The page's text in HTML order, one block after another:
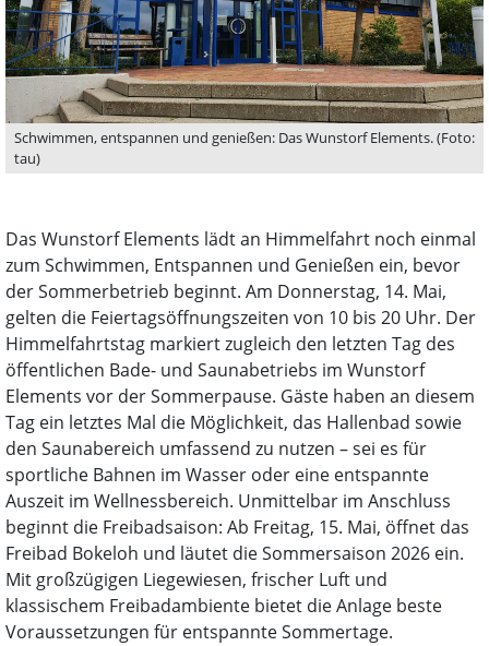
Schwimmen, entspannen und genießen: Das Wunstorf Elements. (Foto:
tau)
Das Wunstorf Elements lädt an Himmelfahrt noch einmal
zum Schwimmen, Entspannen und Genießen ein, bevor
der Sommerbetrieb beginnt. Am Donnerstag, 14. Mai,
gelten die Feiertagsöffnungszeiten von 10 bis 20 Uhr. Der
Himmelfahrtstag markiert zugleich den letzten Tag des
öffentlichen Bade- und Saunabetriebs im Wunstorf
Elements vor der Sommerpause. Gäste haben an diesem
Tag ein letztes Mal die Möglichkeit, das Hallenbad sowie
den Saunabereich umfassend zu nutzen – sei es für
sportliche Bahnen im Wasser oder eine entspannte
Auszeit im Wellnessbereich. Unmittelbar im Anschluss
beginnt die Freibadsaison: Ab Freitag, 15. Mai, öffnet das
Freibad Bokeloh und läutet die Sommersaison 2026 ein.
Mit großzügigen Liegewiesen, frischer Luft und
klassischem Freibadambiente bietet die Anlage beste
Voraussetzungen für entspannte Sommertage.